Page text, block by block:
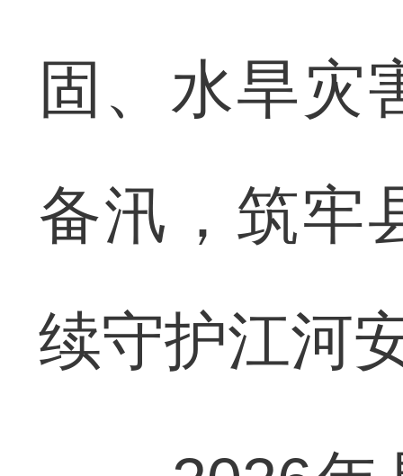
固、水旱灾
备汛，筑牢
续守护江河